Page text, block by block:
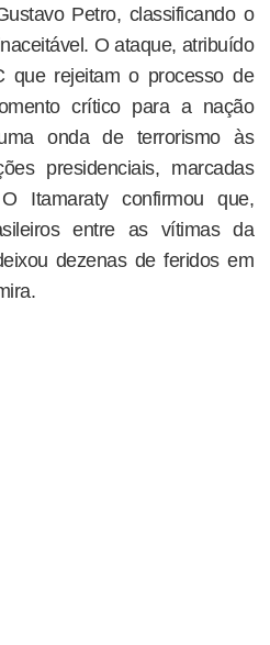
Petro, classificando o
O ataque, atribuído
que rejeitam o processo de
crítico para a nação
onda de terrorismo às
presidenciais, marcadas
Itamaraty confirmou que,
entre as vítimas da
dezenas de feridos em